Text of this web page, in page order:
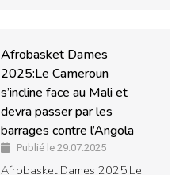
Afrobasket Dames
2025:Le Cameroun
s’incline face au Mali et
devra passer par les
barrages contre l’Angola
Publié le 29.07.2025
Afrobasket Dames 2025:Le